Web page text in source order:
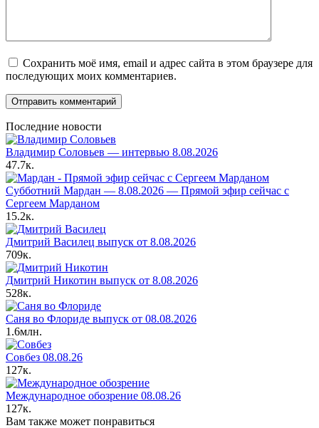
Сохранить моё имя, email и адрес сайта в этом браузере для
последующих моих комментариев.
Последние новости
Владимир Соловьев — интервью 8.08.2026
47.7к.
Субботний Мардан — 8.08.2026 — Прямой эфир сейчас с
Сергеем Марданом
15.2к.
Дмитрий Василец выпуск от 8.08.2026
709к.
Дмитрий Никотин выпуск от 8.08.2026
528к.
Саня во Флориде выпуск от 08.08.2026
1.6млн.
Совбез 08.08.26
127к.
Международное обозрение 08.08.26
127к.
Вам также может понравиться